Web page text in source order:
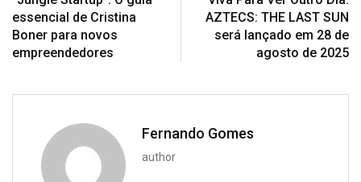
essencial de Cristina
Boner para novos
empreendedores
AZTECS: THE LAST SUN
será lançado em 28 de
agosto de 2025
Fernando Gomes
author